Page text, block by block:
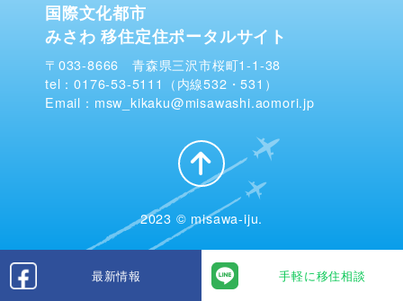
最新情報 手軽に移住相談
国際文化都市
みさわ 移住定住ポータルサイト
〒033-8666 青森県三沢市桜町1-1-38
tel：0176-53-5111（内線532・531）
Email：msw_kikaku@misawashi.aomori.jp
2023 © misawa-iju.